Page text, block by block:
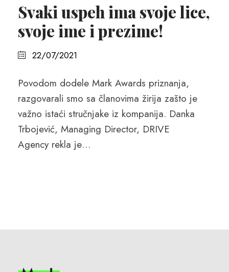
Svaki uspeh ima svoje lice,
svoje ime i prezime!
22/07/2021
Povodom dodele Mark Awards priznanja,
razgovarali smo sa članovima žirija zašto je
važno istaći stručnjake iz kompanija. Danka
Trbojević, Managing Director, DRIVE
Agency rekla je…